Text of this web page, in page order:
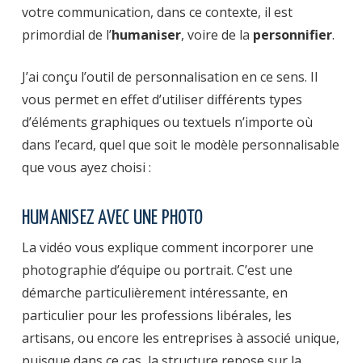
votre communication, dans ce contexte, il est
primordial de l’humaniser, voire de la personnifier.
J’ai conçu l’outil de personnalisation en ce sens. Il
vous permet en effet d’utiliser différents types
d’éléments graphiques ou textuels n’importe où
dans l’ecard, quel que soit le modèle personnalisable
que vous ayez choisi :
HUMANISEZ AVEC UNE PHOTO
La vidéo vous explique comment incorporer une
photographie d’équipe ou portrait. C’est une
démarche particulièrement intéressante, en
particulier pour les professions libérales, les
artisans, ou encore les entreprises à associé unique,